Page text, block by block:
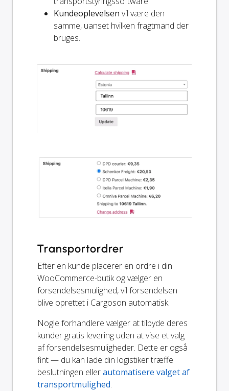
Kundeoplevelsen vil være den
samme, uanset hvilken fragtmand der
bruges.
Transportordrer
Efter en kunde placerer en ordre i din
WooCommerce-butik og vælger en
forsendelsesmulighed, vil forsendelsen
blive oprettet i Cargoson automatisk.
Nogle forhandlere vælger at tilbyde deres
kunder gratis levering uden at vise et valg
af forsendelsesmuligheder. Dette er også
fint — du kan lade din logistiker træffe
beslutningen ellerautomatisere valget af
transportmulighed.